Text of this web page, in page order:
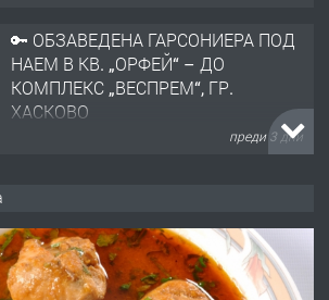
🔑 ОБЗАВЕДЕНА ГАРСОНИЕРА ПОД
НАЕМ В КВ. „ОРФЕЙ“ – ДО
КОМПЛЕКС „ВЕСПРЕМ“, ГР.
ХАСКОВО
преди 3 дни
АПАРТАМЕНТ В ЦЕНТЪРА НА ГР.
ХАСКОВО
преди 4 дни